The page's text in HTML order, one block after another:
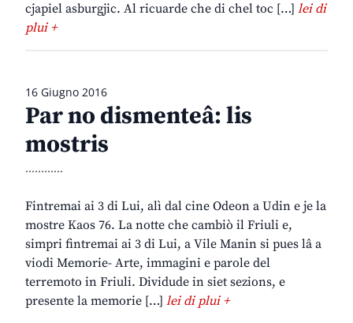
cjapiel asburgjic. Al ricuarde che di chel toc […] lei di
plui +
16 Giugno 2016
Par no dismenteâ: lis
mostris
............
Fintremai ai 3 di Lui, alì dal cine Odeon a Udin e je la
mostre Kaos 76. La notte che cambiò il Friuli e,
simpri fintremai ai 3 di Lui, a Vile Manin si pues lâ a
viodi Memorie- Arte, immagini e parole del
terremoto in Friuli. Dividude in siet sezions, e
presente la memorie […] lei di plui +